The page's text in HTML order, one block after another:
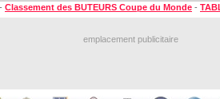
- Classement des BUTEURS Coupe du Monde -
emplacement publicitaire